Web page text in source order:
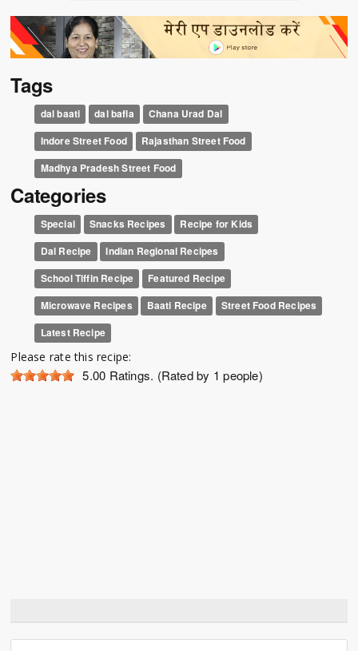
Tags
dal baati dal bafla
Chana Urad Dal
Indore Street Food
Rajasthan Street Food
Madhya Pradesh Street Food
Categories
Special Snacks Recipes
Recipe for Kids
Dal Recipe
Indian Regional Recipes
School Tiffin Recipe
Featured Recipe
Microwave Recipes
Baati Recipe
Street Food Recipes
Latest Recipe
Please rate this recipe:
5.00 Ratings. (Rated by 1 people)